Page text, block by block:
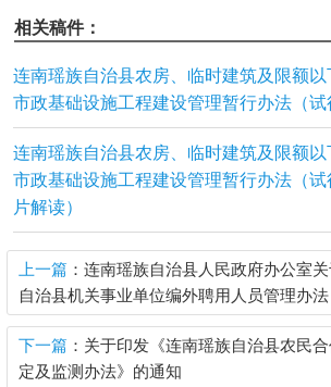
相关稿件：
连南瑶族自治县农房、临时建筑及限额以
市政基础设施工程建设管理暂行办法（
连南瑶族自治县农房、临时建筑及限额以
市政基础设施工程建设管理暂行办法（试
片解读）
上一篇 ：连南瑶族自治县人民政府办公室
自治县机关事业单位编外聘用人员管理办
下一篇 ：关于印发《连南瑶族自治县农民
定及监测办法》的通知